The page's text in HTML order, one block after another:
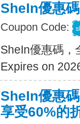
SheIn優惠
Coupon Code:
SheIn優惠碼，
Expires on
SheIn優惠
享受60%的